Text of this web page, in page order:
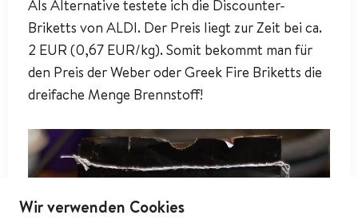
Als Alternative testete ich die Discounter-
Briketts von ALDI. Der Preis liegt zur Zeit bei ca.
2 EUR (0,67 EUR/kg). Somit bekommt man für
den Preis der Weber oder Greek Fire Briketts die
dreifache Menge Brennstoff!
Wir verwenden Cookies